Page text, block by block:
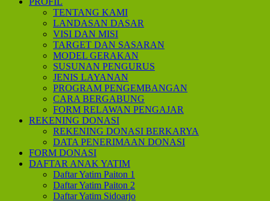
TENTANG KAMI
LANDASAN DASAR
VISI DAN MISI
TARGET DAN SASARAN
MODEL GERAKAN
SUSUNAN PENGURUS
JENIS LAYANAN
PROGRAM PENGEMBANGAN
CARA BERGABUNG
FORM RELAWAN PENGAJAR
REKENING DONASI
REKENING DONASI BERKARYA
DATA PENERIMAAN DONASI
FORM DONASI
DAFTAR ANAK YATIM
Daftar Yatim Paiton 1
Daftar Yatim Paiton 2
Daftar Yatim Sidoarjo